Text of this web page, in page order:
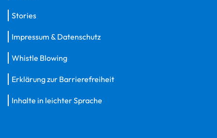
Stories
Impressum & Datenschutz
Whistle Blowing
Erklärung zur Barrierefreiheit
Inhalte in leichter Sprache